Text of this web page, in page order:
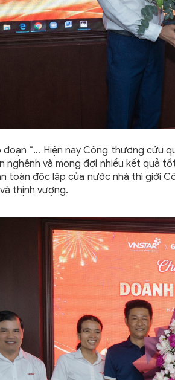
“… Hiện nay Công thương cứu
nghênh và mong đợi nhiều kết quả
toàn độc lập của nước nhà thì giới
thịnh vượng.